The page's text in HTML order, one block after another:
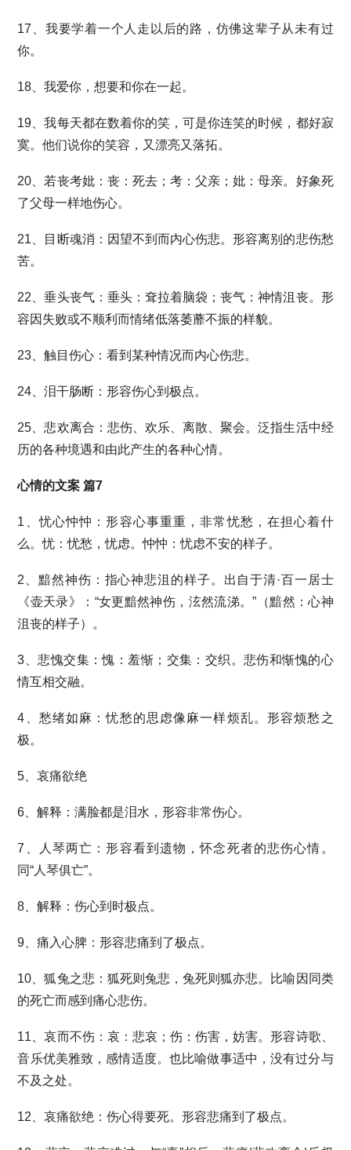
17、我要学着一个人走以后的路，仿佛这辈子从未有过
你。
18、我爱你，想要和你在一起。
19、我每天都在数着你的笑，可是你连笑的时候，都好寂
寞。他们说你的笑容，又漂亮又落拓。
20、若丧考妣：丧：死去；考：父亲；妣：母亲。好象死
了父母一样地伤心。
21、目断魂消：因望不到而内心伤悲。形容离别的悲伤愁
苦。
22、垂头丧气：垂头：耷拉着脑袋；丧气：神情沮丧。形
容因失败或不顺利而情绪低落萎蘼不振的样貌。
23、触目伤心：看到某种情况而内心伤悲。
24、泪干肠断：形容伤心到极点。
25、悲欢离合：悲伤、欢乐、离散、聚会。泛指生活中经
历的各种境遇和由此产生的各种心情。
心情的文案 篇7
1、忧心忡忡：形容心事重重，非常忧愁，在担心着什
么。忧：忧愁，忧虑。忡忡：忧虑不安的样子。
2、黯然神伤：指心神悲沮的样子。出自于清·百一居士
《壶天录》：“女更黯然神伤，泫然流涕。”（黯然：心神
沮丧的样子）。
3、悲愧交集：愧：羞惭；交集：交织。悲伤和惭愧的心
情互相交融。
4、愁绪如麻：忧愁的思虑像麻一样烦乱。形容烦愁之
极。
5、哀痛欲绝
6、解释：满脸都是泪水，形容非常伤心。
7、人琴两亡：形容看到遗物，怀念死者的悲伤心情。
同“人琴俱亡”。
8、解释：伤心到时极点。
9、痛入心脾：形容悲痛到了极点。
10、狐兔之悲：狐死则兔悲，兔死则狐亦悲。比喻因同类
的死亡而感到痛心悲伤。
11、哀而不伤：哀：悲哀；伤：伤害，妨害。形容诗歌、
音乐优美雅致，感情适度。也比喻做事适中，没有过分与
不及之处。
12、哀痛欲绝：伤心得要死。形容悲痛到了极点。